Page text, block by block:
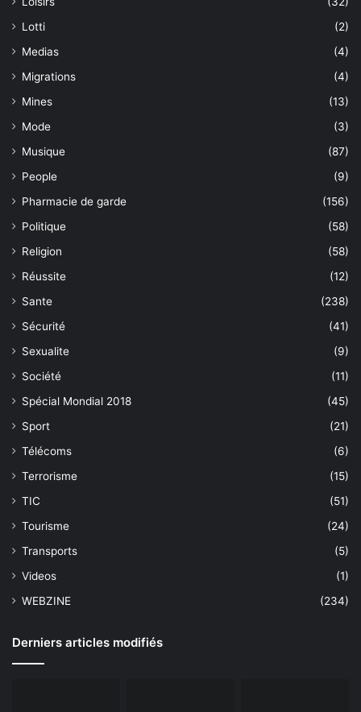
Lotti
(2)
Medias
(4)
Migrations
(4)
Mines
(13)
Mode
(3)
Musique
(87)
People
(9)
Pharmacie de garde
(156)
Politique
(58)
Religion
(58)
Réussite
(12)
Sante
(238)
Sécurité
(41)
Sexualite
(9)
Société
(11)
Spécial Mondial 2018
(45)
Sport
(21)
Télécoms
(6)
Terrorisme
(15)
TIC
(51)
Tourisme
(24)
Transports
(5)
Videos
(1)
WEBZINE
(234)
Derniers articles modifiés